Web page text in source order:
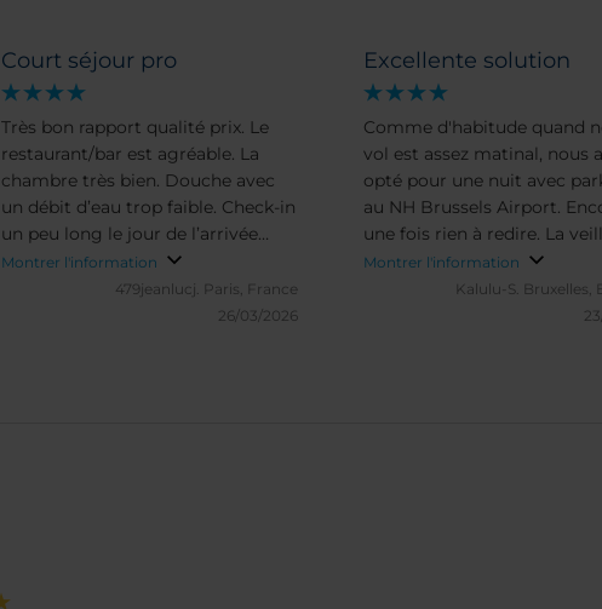
Court séjour pro
Très bon rapport qualité prix. Le
restaurant/bar est agréable. La
chambre très bien. Douche avec
un débit d’eau trop faible. Check-in
un peu long le jour de l’arrivée
avec beaucoup de clients. Petit
déjeuner non testé (trop cher pour
moi). Check-out en ligne très
Montrer l'information
479jeanlucj.
Paris, France
26/03/2026
Excellente solution
Comme d'habitude quand
vol est assez matinal, nous
opté pour une nuit avec
au NH Brussels Airport.
une fois rien à redire. La
départ, nous avons pris
au restaurant de l'hôtel. La
n'est pas très variée et le
Montrer l'information
Kalulu-S. Bruxelles,